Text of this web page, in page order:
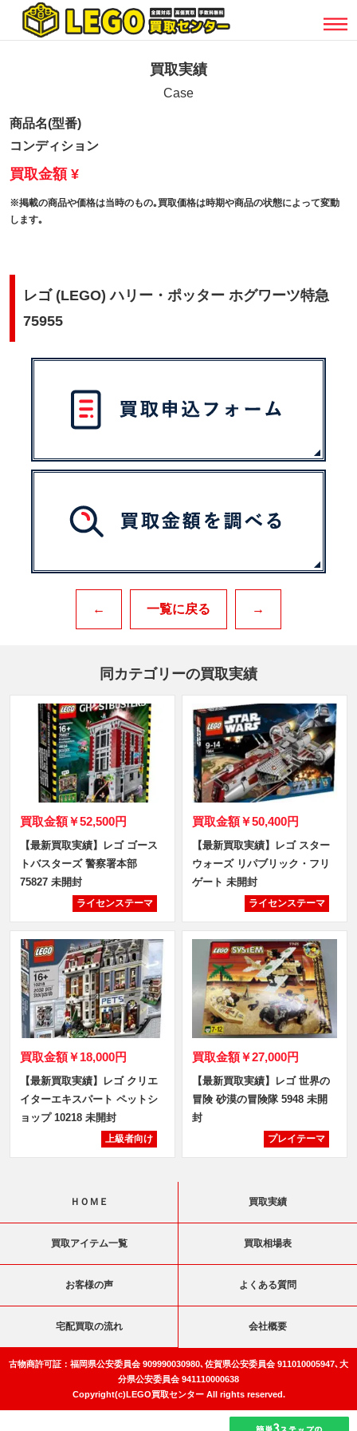
買取実績
Case
商品名(型番)
コンディション
買取金額 ¥
※掲載の商品や価格は当時のもの｡買取価格は時期や商品の状態によって変動
します｡
レゴ (LEGO) ハリー・ポッター ホグワーツ特急
75955
← 一覧に戻る →
同カテゴリーの買取実績
買取金額￥52,500円
【最新買取実績】レゴ ゴース
トバスターズ 警察署本部
75827 未開封
ライセンステーマ
買取金額￥50,400円
【最新買取実績】レゴ スター
ウォーズ リパブリック・フリ
ゲート 未開封
ライセンステーマ
買取金額￥18,000円
【最新買取実績】レゴ クリエ
イターエキスパート ペットシ
ョップ 10218 未開封
上級者向け
買取金額￥27,000円
【最新買取実績】レゴ 世界の
冒険 砂漠の冒険隊 5948 未開
封
プレイテーマ
ＨＯＭＥ 買取実績
買取アイテム一覧 買取相場表
お客様の声 よくある質問
宅配買取の流れ 会社概要
古物商許可証：福岡県公安委員会 909990030980､佐賀県公安委員会 911010005947､大
分県公安委員会 941110000638
Copyright(c)LEGO買取センター All rights reserved.